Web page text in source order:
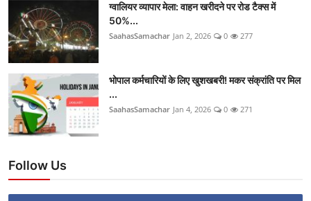
ग्वालियर व्यापार मेला: वाहन खरीदने पर रोड टैक्स में
50%...
SaahasSamachar Jan 2, 2026 0 277
भोपाल कर्मचारियों के लिए खुशखबरी! मकर संक्रांति पर मिल
...
SaahasSamachar Jan 4, 2026 0 271
Follow Us